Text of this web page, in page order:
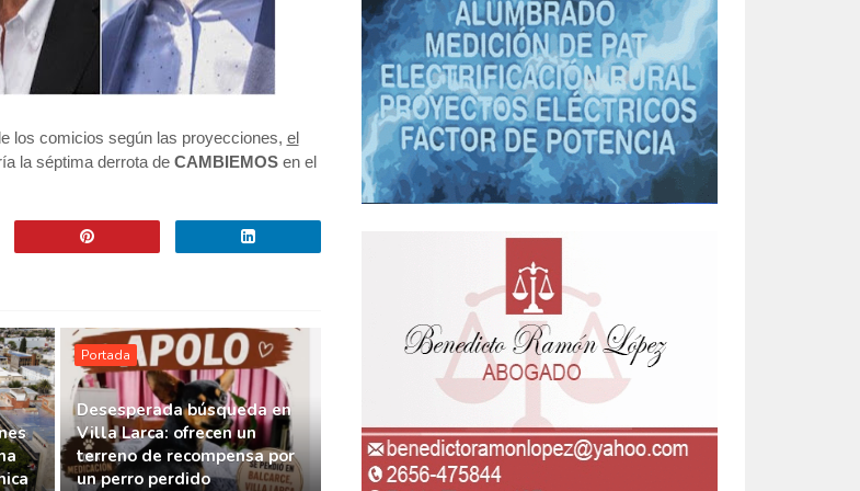
los comicios según las proyecciones, el
la séptima derrota de CAMBIEMOSen el
Portada
Desesperada búsqueda en
Villa Larca: ofrecen un
terreno de recompensa por
un perro perdido